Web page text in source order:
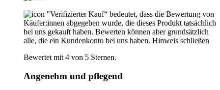
"Verifizierter Kauf“ bedeutet, dass die Bewertung von
Käufer:innen abgegeben wurde, die dieses Produkt tatsächlich
bei uns gekauft haben. Bewerten können aber grundsätzlich
alle, die ein Kundenkonto bei uns haben. Hinweis schließen
Bewertet mit 4 von 5 Sternen.
Angenehm und pflegend